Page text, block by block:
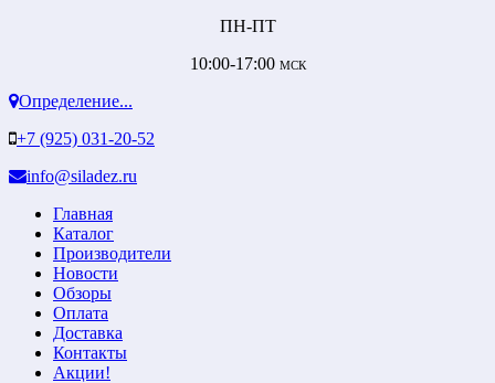
ПН-ПТ
10:00-17:00 МСК
Определение...
+7 (925) 031-20-52
info@siladez.ru
Главная
Каталог
Производители
Новости
Обзоры
Оплата
Доставка
Контакты
Акции!